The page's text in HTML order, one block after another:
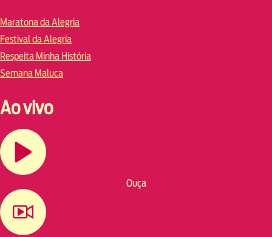
Maratona da Alegria
Festival da Alegria
Respeita Minha História
Semana Maluca
Ao vivo
Ouça